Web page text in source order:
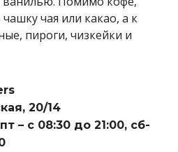
чая или какао, а к
пироги, чизкейки и
20/14
– с 08:30 до 21:00, сб-